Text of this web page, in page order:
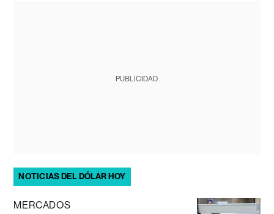
PUBLICIDAD
NOTICIAS DEL DÓLAR HOY
MERCADOS